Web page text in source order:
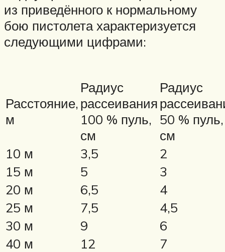
из приведённого к нормальному
бою пистолета характеризуется
следующими цифрами:
Расстояние,
м
Радиус
рассеивания
100 % пуль,
см
Радиус
50 % пуль,
см
10 м
3,5
2
15 м
5
3
20 м
6,5
4
25 м
7,5
4,5
30 м
9
6
40 м
12
7